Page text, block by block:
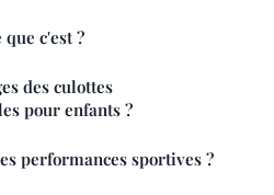
c'est ?
des culottes
pour enfants ?
performances sportives ?